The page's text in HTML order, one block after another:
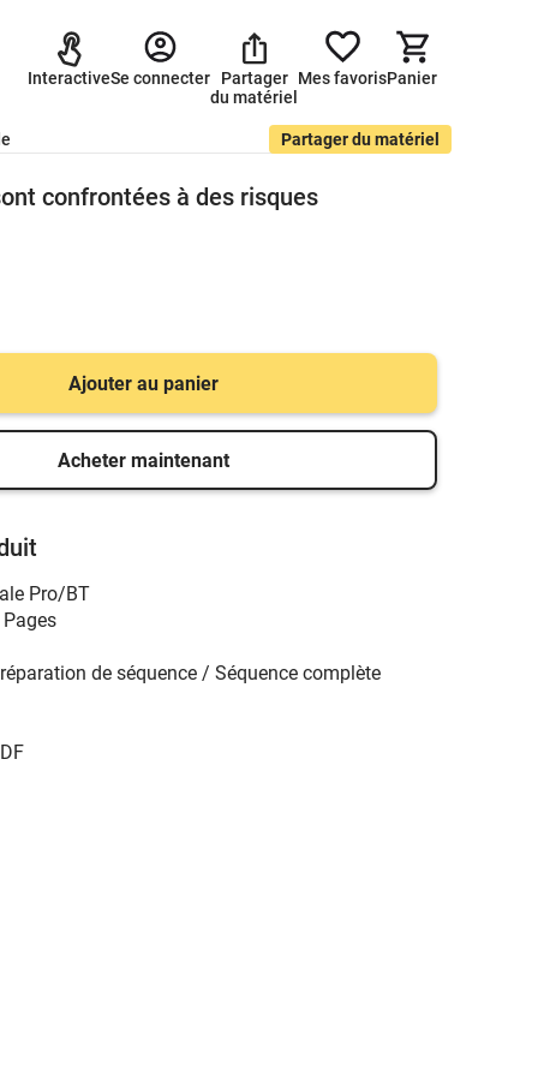
InteractiveSe connecter
Partager
du matériel
Mes favorisPanier
Partager du matériel
confrontées à des risques
Ajouter au panier
Acheter maintenant
Pro/BT
de séquence / Séquence complète